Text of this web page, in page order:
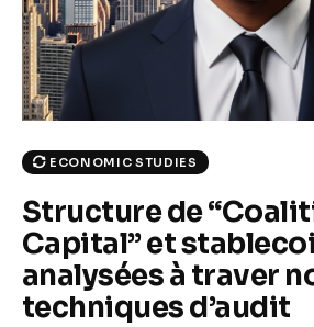
Climate
Tech
Shop
ECONOMIC STUDIES
Structure de
Capital” et
analysées à traver
techniques d’audit